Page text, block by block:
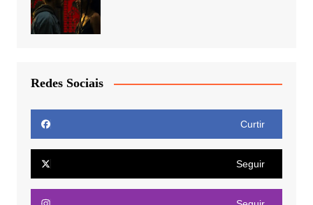
Redes Sociais
Curtir
Seguir